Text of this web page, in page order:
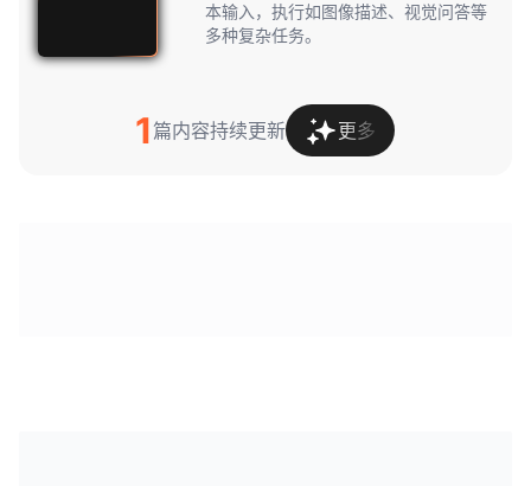
本输入，执行如图像描述、视觉问答等
多种复杂任务。
1篇内容持续更新 更多